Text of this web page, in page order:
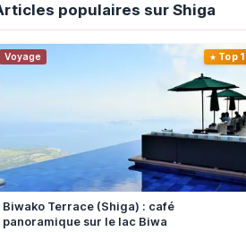
populaires sur Shiga
Voyage Top 1
Biwako Terrace (Shiga) : café
panoramique sur le lac Biwa